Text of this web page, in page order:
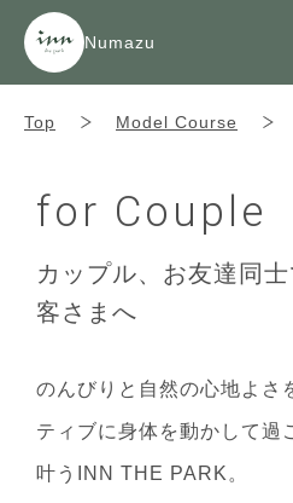
Numazu
Top Model Course
for Couple
カップル、お友達同
客さまへ
のんびりと自然の心地よさ
ティブに身体を動かして過
叶うINN THE PARK。